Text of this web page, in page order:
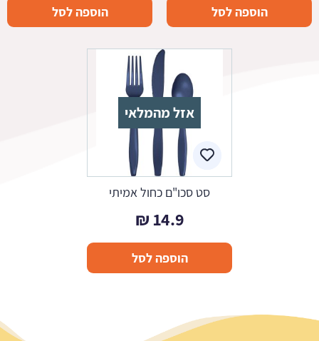
הוספה לסל הוספה לסל
אזל מהמלאי
סט סכו"ם כחול אמיתי
14.9
₪
הוספה לסל